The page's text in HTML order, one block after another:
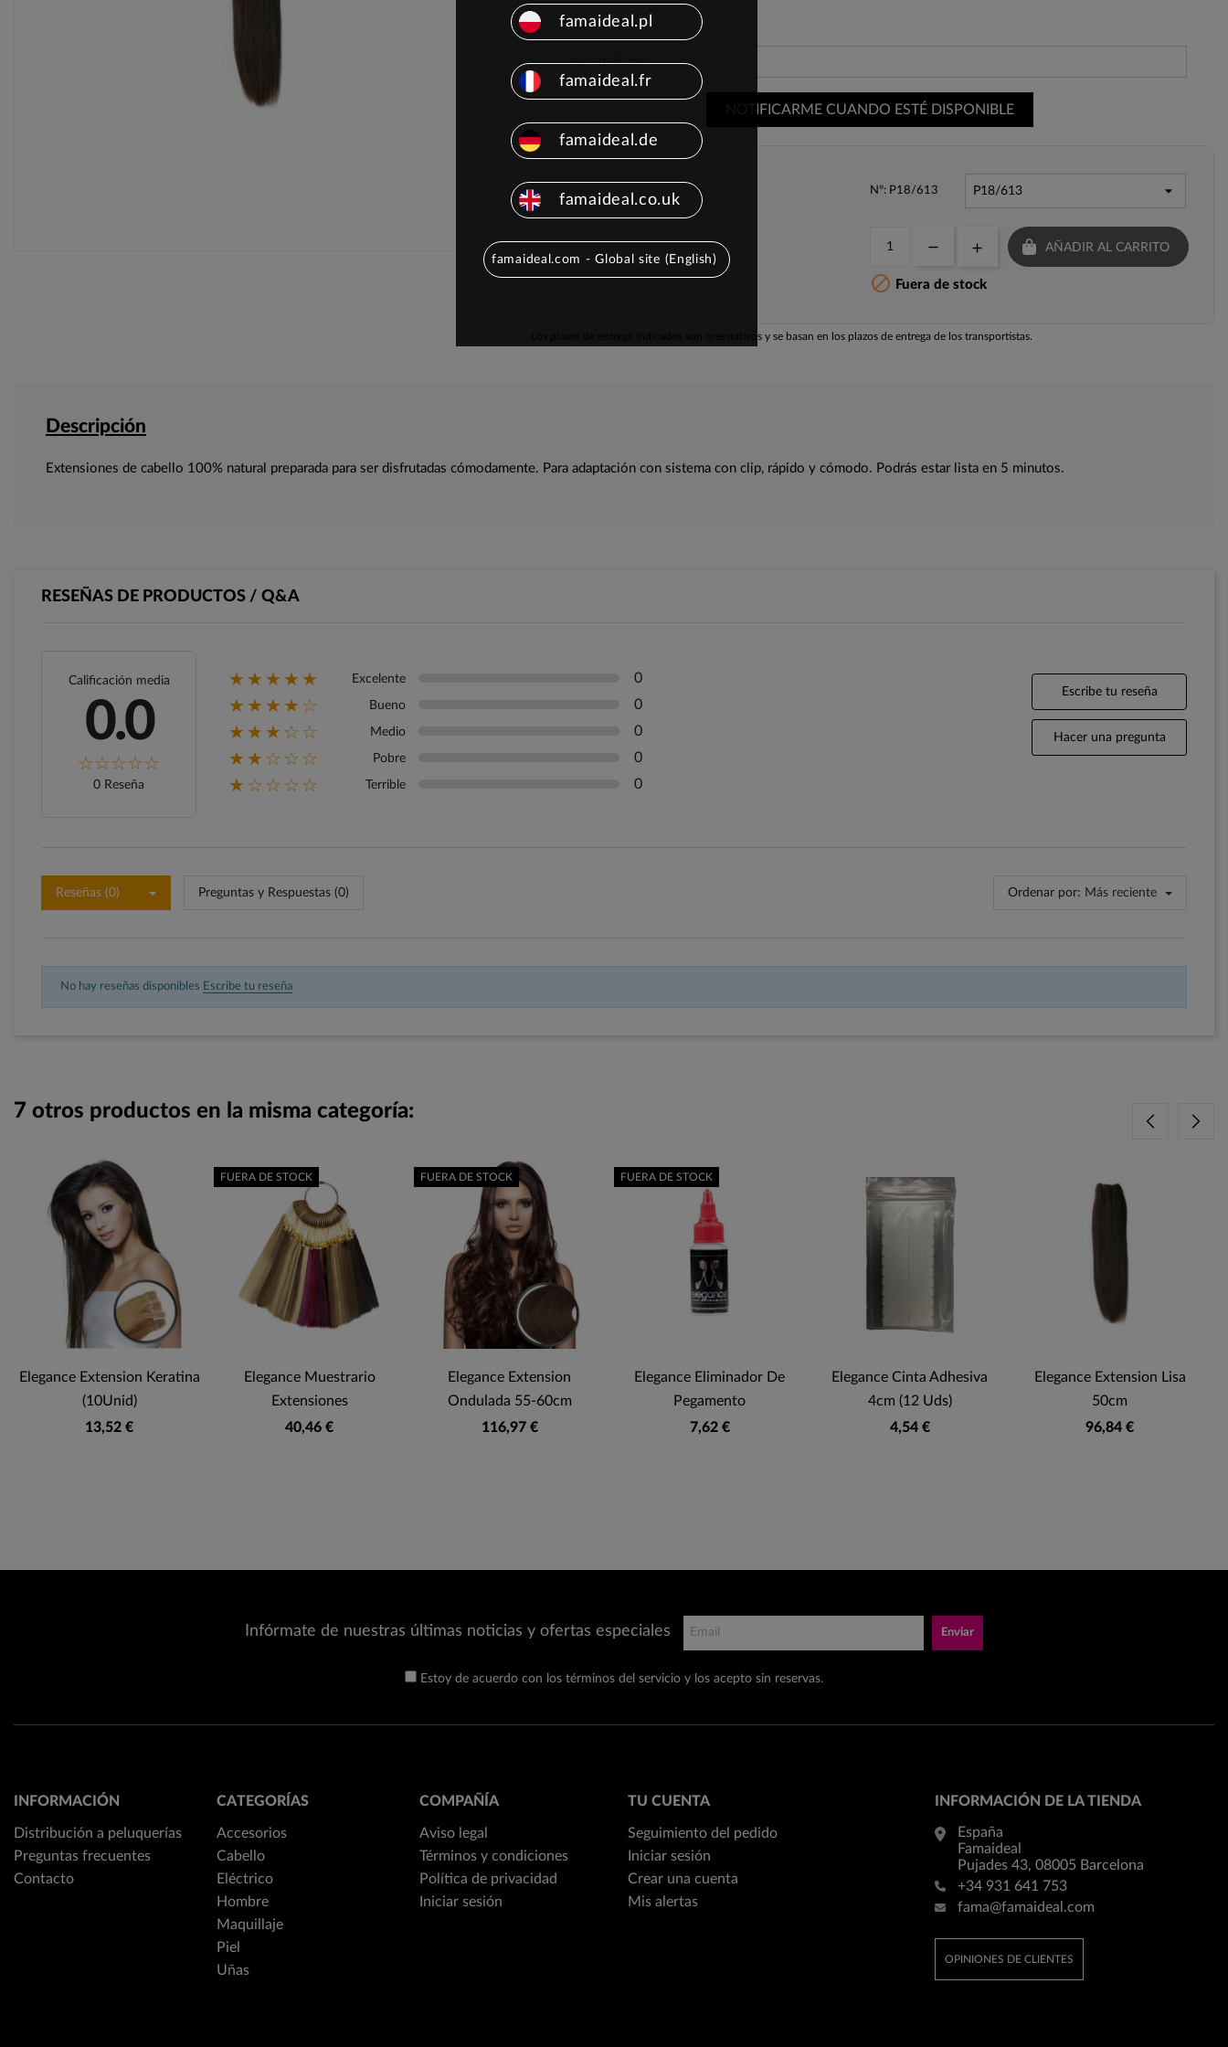
NOTIFICARME CUANDO ESTÉ DISPONIBLE
Nº: P18/613
AÑADIR AL CARRITO
 Fuera de stock
Los plazos de entrega indicados son orientativos y se basan en los plazos de entrega de los transportistas.
Descripción
Extensiones de cabello 100% natural preparada para ser disfrutadas cómodamente. Para adaptación con sistema con clip, rápido y cómodo. Podrás estar lista en 5 minutos.
RESEÑAS DE PRODUCTOS / Q&A
Calificación media
0.0
0 Reseña
★★★★★ Excelente 0
★★★★☆ Bueno 0
★★★☆☆ Medio 0
★★☆☆☆ Pobre 0
★☆☆☆☆ Terrible 0
Escribe tu reseña
Hacer una pregunta
Reseñas (0) Preguntas y Respuestas (0) Ordenar por: Más reciente
No hay reseñas disponibles Escribe tu reseña
7 otros productos en la misma categoría:
Elegance Extension Keratina
(10Unid)
13,52 €
Elegance Muestrario
Extensiones
40,46 €
FUERA DE STOCK
Elegance Extension
Ondulada 55-60cm
116,97 €
FUERA DE STOCK
Elegance Eliminador De
Pegamento
7,62 €
FUERA DE STOCK
Elegance Cinta Adhesiva
4cm (12 Uds)
4,54 €
Elegance Extension Lisa
50cm
96,84 €
Infórmate de nuestras últimas noticias y ofertas especiales Enviar
Estoy de acuerdo con los términos del servicio y los acepto sin reservas.
INFORMACIÓN
Distribución a peluquerías
Preguntas frecuentes
Contacto
CATEGORÍAS
Accesorios
Cabello
Eléctrico
Hombre
Maquillaje
Piel
Uñas
COMPAÑÍA
Aviso legal
Términos y condiciones
Política de privacidad
Iniciar sesión
TU CUENTA
Seguimiento del pedido
Iniciar sesión
Crear una cuenta
Mis alertas
INFORMACIÓN DE LA TIENDA
España
Famaideal
Pujades 43, 08005 Barcelona
+34 931 641 753
fama@famaideal.com
OPINIONES DE CLIENTES
famaideal.pl
famaideal.fr
famaideal.de
famaideal.co.uk
famaideal.com - Global site (English)